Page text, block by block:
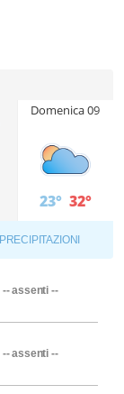
Domenica 09
23° 32°
PRECIPITAZIONI
-- assenti --
-- assenti --